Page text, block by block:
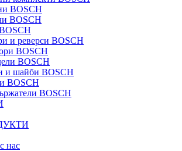
BOSCH
BOSCH
и реверси BOSCH
BOSCH
BOSCH
и шайби BOSCH
BOSCH
BOSCH
нас